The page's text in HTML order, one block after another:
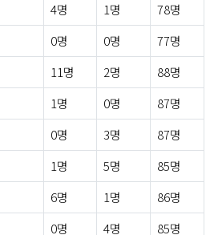
4명 1명
78명
0명 0명
77명
11명 2명
88명
1명 0명
87명
0명 3명
87명
1명 5명
85명
6명 1명
86명
0명 4명
85명